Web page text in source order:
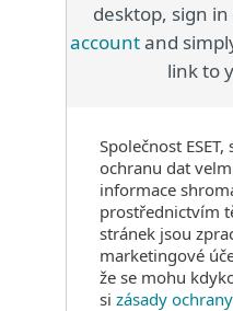
desktop, sign
accountand
link to
Společnost
ochranu dat
informace
prostřednictvím
stránek jsou
marketingové
že se mohu
si zásady